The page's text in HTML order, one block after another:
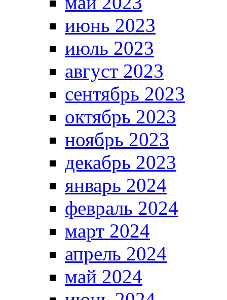
июнь 2023
июль 2023
август 2023
сентябрь 2023
октябрь 2023
ноябрь 2023
декабрь 2023
январь 2024
февраль 2024
март 2024
апрель 2024
май 2024